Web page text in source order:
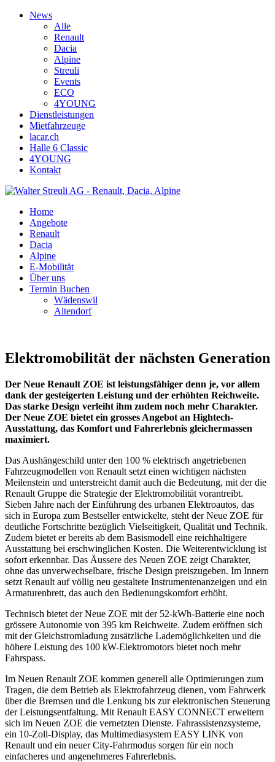
News
Alle
Renault
Dacia
Alpine
Streuli
Events
ECO
4YOUNG
Dienstleistungen
Mietfahrzeuge
lacar.ch
Halle 6 Classic
4YOUNG
Kontakt
Home
Angebote
Renault
Dacia
Alpine
E-Mobilität
Über uns
Termin Buchen
Wädenswil
Altendorf
Elektromobilität der nächsten Generation
Der Neue Renault ZOE ist leistungsfähiger denn je, vor allem
dank der gesteigerten Leistung und der erhöhten Reichweite.
Das starke Design verleiht ihm zudem noch mehr Charakter.
Der Neue ZOE bietet ein grosses Angebot an Hightech-
Ausstattung, das Komfort und Fahrerlebnis gleichermassen
maximiert.
Das Aushängeschild unter den 100 % elektrisch angetriebenen
Fahrzeugmodellen von Renault setzt einen wichtigen nächsten
Meilenstein und unterstreicht damit auch die Bedeutung, mit der die
Renault Gruppe die Strategie der Elektromobilität vorantreibt.
Sieben Jahre nach der Einführung des urbanen Elektroautos, das
sich in Europa zum Bestseller entwickelte, steht der Neue ZOE für
deutliche Fortschritte bezüglich Vielseitigkeit, Qualität und Technik.
Zudem bietet er bereits ab dem Basismodell eine reichhaltigere
Ausstattung bei erschwinglichen Kosten. Die Weiterentwicklung ist
sofort erkennbar. Das Äussere des Neuen ZOE zeigt Charakter,
ohne das unverwechselbare, frische Design preiszugeben. Im Innern
setzt Renault auf völlig neu gestaltete Instrumentenanzeigen und ein
Armaturenbrett, das auch den Bedienungskomfort erhöht.
Technisch bietet der Neue ZOE mit der 52-kWh-Batterie eine noch
grössere Autonomie von 395 km Reichweite. Zudem eröffnen sich
mit der Gleichstromladung zusätzliche Lademöglichkeiten und die
höhere Leistung des 100 kW-Elektromotors bietet noch mehr
Fahrspass.
Im Neuen Renault ZOE kommen generell alle Optimierungen zum
Tragen, die dem Betrieb als Elektrofahrzeug dienen, vom Fahrwerk
über die Bremsen und die Lenkung bis zur elektronischen Steuerung
der Leistungsentfaltung. Mit Renault EASY CONNECT erweitern
sich im Neuen ZOE die vernetzten Dienste. Fahrassistenzsysteme,
ein 10-Zoll-Display, das Multimediasystem EASY LINK von
Renault und ein neuer City-Fahrmodus sorgen für ein noch
einfacheres und angenehmeres Fahrerlebnis.